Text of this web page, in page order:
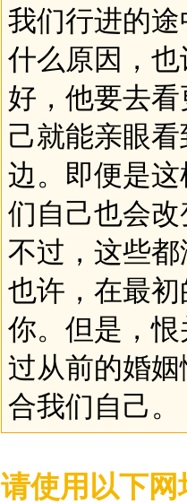
我们行进的
什么原因，
好，他要去
己就能亲眼
边。即便是
们自己也会改
不过，这些
也许，在最
你。但是，
过从前的婚
合我们自己。
请使用以下